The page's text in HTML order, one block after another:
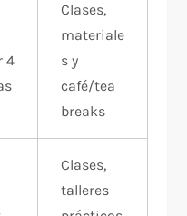
4
Clases,
materiale
s y
café/tea
breaks
Clases,
talleres